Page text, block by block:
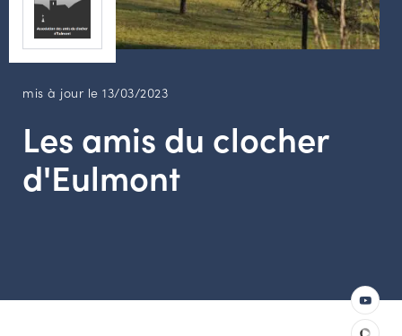
LES ACTIONS PHARES
CONTACT
Agenda
Annuaire
Ressources
OUTILS EN LIGNE
mis à jour le 13/03/2023
Les amis du clocher
d'Eulmont